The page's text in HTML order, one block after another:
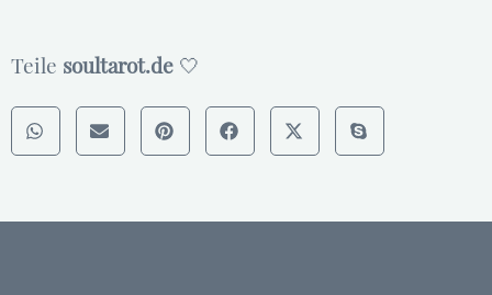
Teile soultarot.de 🤍